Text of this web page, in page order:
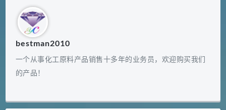
bestman2010
一个从事化工原料产品销售十多年的业务员，欢迎购买我们
的产品！